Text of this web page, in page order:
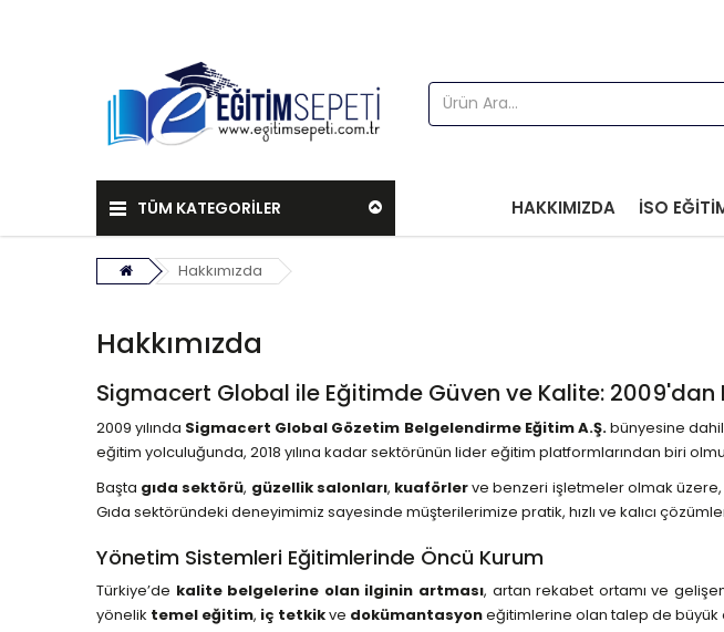
TÜM KATEGORILER İSO
HAKKIMIZDA
Hakkımızda
Hakkımızda
Sigmacert Global ile Eğitimde Güven ve Kalite: 2009'dan
2009 yılında Sigmacert Global Gözetim Belgelendirme Eğitim A.Ş.bünyesine
eğitim yolculuğunda, 2018 yılına kadar sektörünün lider eğitim platformlarından biri
Başta gıda sektörü, güzellik salonları, kuaförlerve benzeri işletmeler olmak
Gıda sektöründeki deneyimimiz sayesinde müşterilerimize pratik, hızlı ve kalıcı
Yönetim Sistemleri Eğitimlerinde Öncü Kurum
Türkiye’de kalite belgelerine olan ilginin artması, artan rekabet ortamı ve
yönelik temel eğitim, iç tetkikve dokümantasyoneğitimlerine olan talep de büyük